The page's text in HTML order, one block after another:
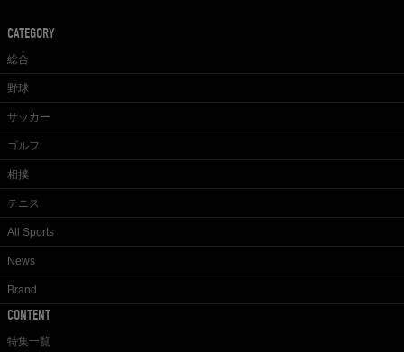
CATEGORY
総合
野球
サッカー
ゴルフ
相撲
テニス
All Sports
News
Brand
CONTENT
特集一覧